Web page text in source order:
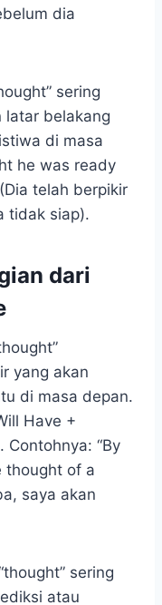
dia
sering
latar belakang
di masa
he was ready
telah berpikir
tidak siap).
dari
yang akan
di masa depan.
Have +
Contohnya: “By
thought of a
saya akan
sering
atau